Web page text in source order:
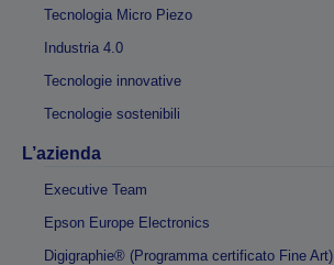
Tecnologia Micro Piezo
Industria 4.0
Tecnologie innovative
Tecnologie sostenibili
L’azienda
Executive Team
Epson Europe Electronics
Digigraphie® (Programma certificato Fine Art)